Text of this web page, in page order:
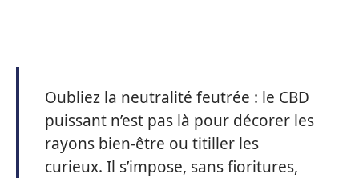
Oubliez la neutralité feutrée : le CBD
puissant n’est pas là pour décorer les
rayons bien-être ou titiller les
curieux. Il s’impose, sans fioritures,